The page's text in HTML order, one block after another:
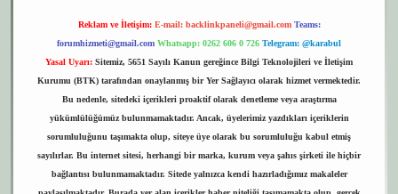
Reklam ve İletişim: E-mail: backlinkpaneli@gmail.com Teams:
forumhizmeti@gmail.com Whatsapp: 0262 606 0 726 Telegram: @karabul
Yasal Uyarı: Sitemiz, 5651 Sayılı Kanun gereğince Bilgi Teknolojileri ve İletişim
Kurumu (BTK) tarafından onaylanmış bir Yer Sağlayıcı olarak hizmet vermektedir.
Bu nedenle, sitedeki içerikleri proaktif olarak denetleme veya araştırma
yükümlülüğümüz bulunmamaktadır. Ancak, üyelerimiz yazdıkları içeriklerin
sorumluluğunu taşımakta olup, siteye üye olarak bu sorumluluğu kabul etmiş
sayılırlar. Bu internet sitesi, herhangi bir marka, kurum veya şahıs şirketi ile hiçbir
bağlantısı bulunmamaktadır. Sitede yalnızca kendi hazırladığımız makaleler